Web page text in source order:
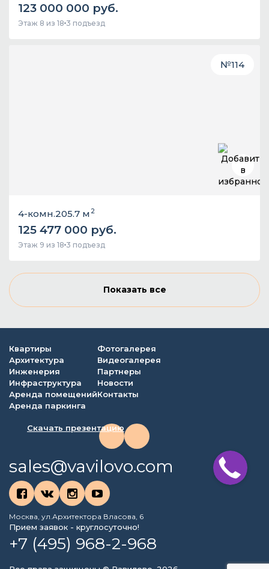
123 000 000 руб.
Этаж 8 из 18 3 подъезд
№114
4-комн.205.7 м 2
125 477 000 руб.
Этаж 9 из 18 3 подъезд
Показать все
Квартиры
Архитектура
Инженерия
Инфраструктура
Аренда помещений
Аренда паркинга
Фотогалерея
Видеогалерея
Партнеры
Новости
Контакты
Скачать презентацию
sales@vavilovo.com
Москва, ул.Архитектора Власова, 6
Прием заявок - круглосуточно!
+7 (495) 968-2-968